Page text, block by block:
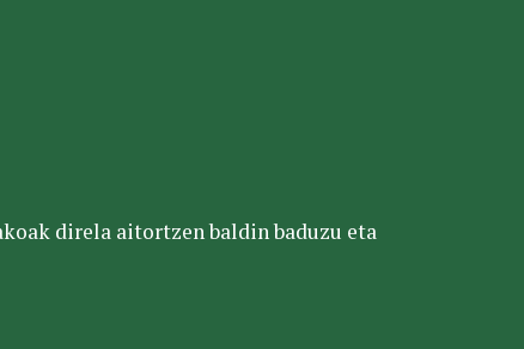
direla aitortzen baldin baduzu eta